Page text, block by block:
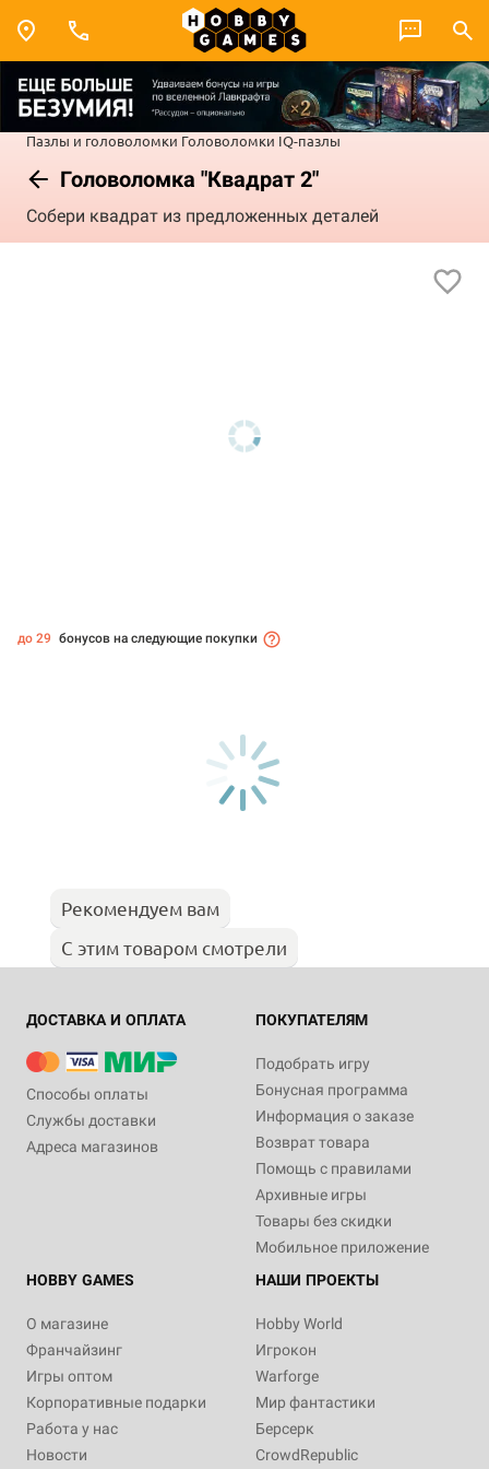
Пазлы и головоломки Головоломки IQ-пазлы
Головоломка "Квадрат 2"
Собери квадрат из предложенных деталей
до 29 бонусов на следующие покупки
Рекомендуем вам
С этим товаром смотрели
ДОСТАВКА И ОПЛАТА
Способы оплаты
Службы доставки
Адреса магазинов
ПОКУПАТЕЛЯМ
Подобрать игру
Бонусная программа
Информация о заказе
Возврат товара
Помощь с правилами
Архивные игры
Товары без скидки
Мобильное приложение
HOBBY GAMES
О магазине
Франчайзинг
Игры оптом
Корпоративные подарки
Работа у нас
Новости
НАШИ ПРОЕКТЫ
Hobby World
Игрокон
Warforge
Мир фантастики
Берсерк
CrowdRepublic